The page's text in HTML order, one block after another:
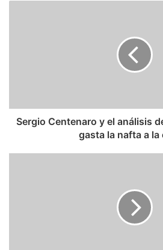
Sergio Centenaro y el análisis
gasta la nafta a la